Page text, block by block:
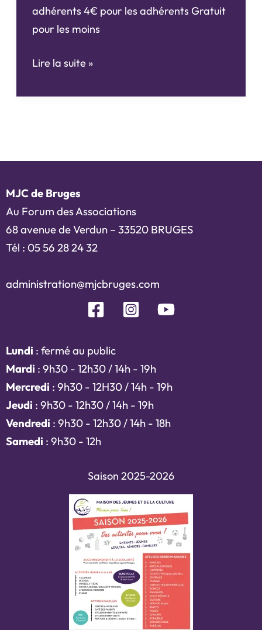
adhérents 4€ pour les adhérents Gratuit
pour les moins
Danse
Lire la suite »
MJC de Bruges
Au Forum des Associations
68 avenue de Verdun – 33520 BRUGES
Tél : 05 56 28 24 32
administration@mjcbruges.com
Lundi : fermé au public
Mardi : 9h30 - 12h30 / 14h - 19h
Mercredi : 9h30 - 12H30 / 14h - 19h
Jeudi : 9h30 - 12h30 / 14h - 19h
Vendredi : 9h30 - 12h30 / 14h - 18h
Samedi : 9h30 - 12h
Saison 2025-2026